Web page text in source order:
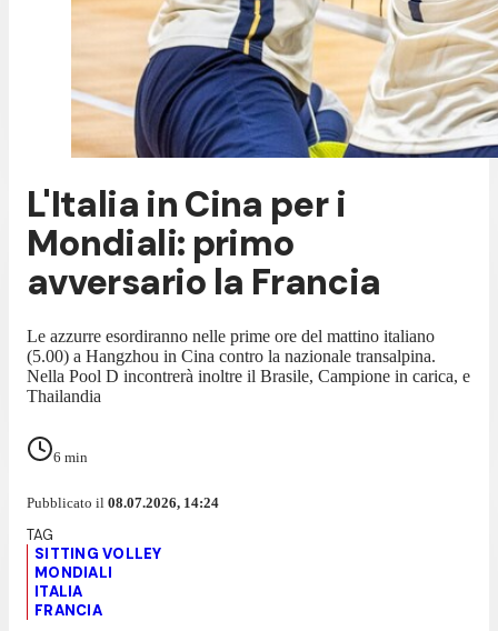
L'Italia in Cina per i
Mondiali: primo
avversario la Francia
Le azzurre esordiranno nelle prime ore del mattino italiano
(5.00) a Hangzhou in Cina contro la nazionale transalpina.
Nella Pool D incontrerà inoltre il Brasile, Campione in carica, e
Thailandia
6 min
Pubblicato il 08.07.2026, 14:24
SITTING VOLLEY
MONDIALI
ITALIA
FRANCIA